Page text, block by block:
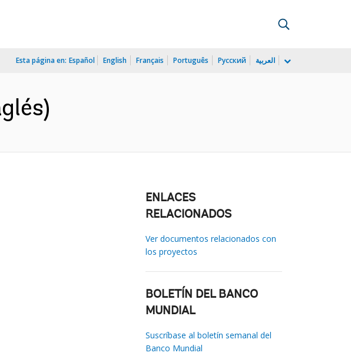
Esta página en: Español English Français Português Русский العربية
ENLACES
RELACIONADOS
Ver documentos relacionados con
los proyectos
BOLETÍN DEL BANCO
MUNDIAL
Suscríbase al boletín semanal del
Banco Mundial